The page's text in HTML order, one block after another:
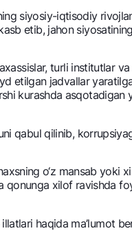
siyosiy-iqtisodiy
etib, jahon
turli institutlar
etilgan jadvallar
kurashda asqotadigan
qabul qilinib,
o‘z mansab yoki
qonunga xilof ravishda
haqida ma’lumot